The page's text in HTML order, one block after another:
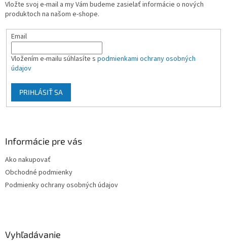
Vložte svoj e-mail a my Vám budeme zasielať informácie o nových
produktoch na našom e-shope.
Email
Vložením e-mailu súhlasíte s podmienkami ochrany osobných
údajov
PRIHLÁSIŤ SA
Informácie pre vás
Ako nakupovať
Obchodné podmienky
Podmienky ochrany osobných údajov
Vyhľadávanie